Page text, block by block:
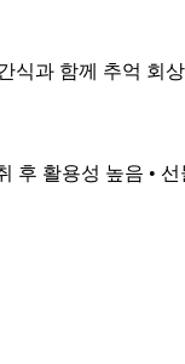
식과 함께 추억 회상
후 활용성 높음 •